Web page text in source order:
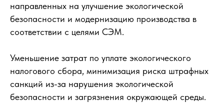
направленных на улучшение экологической
безопасности и модернизацию производства в
соответствии с целями СЭМ.
Уменьшение затрат по уплате экологического
налогового сбора, минимизация риска штрафных
санкций из-за нарушения экологической
безопасности и загрязнения окружающей среды.